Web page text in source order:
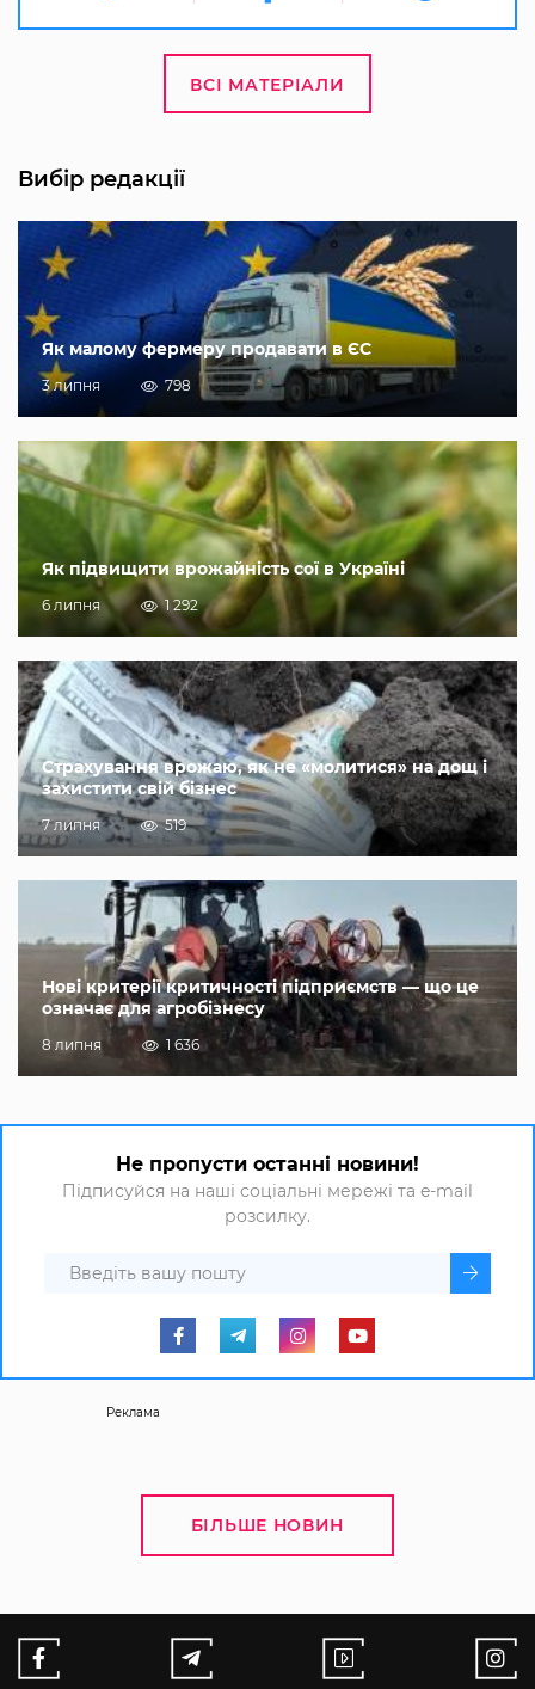
ВСІ МАТЕРІАЛИ
Вибір редакції
Як малому фермеру продавати в ЄС
3 липня 798
Як підвищити врожайність сої в Україні
6 липня 1 292
Страхування врожаю, як не «молитися» на дощ і
захистити свій бізнес
7 липня 519
Нові критерії критичності підприємств — що це
означає для агробізнесу
8 липня 1 636
Не пропусти останні новини!
Підписуйся на наші соціальні мережі та e-mail
розсилку.
Реклама
БІЛЬШЕ НОВИН